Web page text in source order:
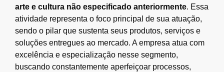
arte e cultura não especificado anteriormente. Essa
atividade representa o foco principal de sua atuação,
sendo o pilar que sustenta seus produtos, serviços e
soluções entregues ao mercado. A empresa atua com
excelência e especialização nesse segmento,
buscando constantemente aperfeiçoar processos,